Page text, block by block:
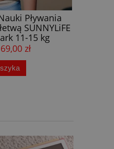
Pływania
SUNNYLiFE
11-15 kg
zł